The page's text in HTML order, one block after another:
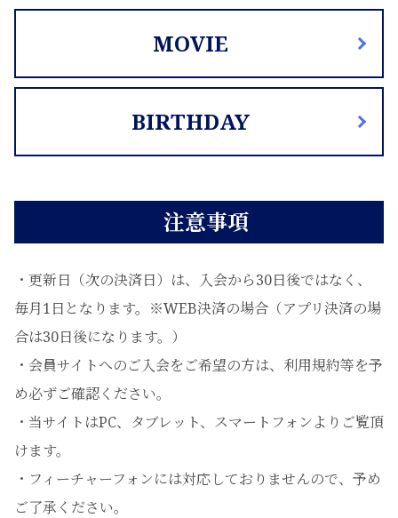
MOVIE
BIRTHDAY
注意事項
・更新日（次の決済日）は、入会から30日後ではなく、
毎月1日となります。※WEB決済の場合（アプリ決済の場
合は30日後になります。）
・会員サイトへのご入会をご希望の方は、利用規約等を予
め必ずご確認ください。
・当サイトはPC、タブレット、スマートフォンよりご覧頂
けます。
・フィーチャーフォンには対応しておりませんので、予め
ご了承ください。